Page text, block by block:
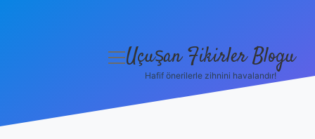
menüyü
Uçuşan Fikirler Blogu
Hafif önerilerle zihnini havalandır!